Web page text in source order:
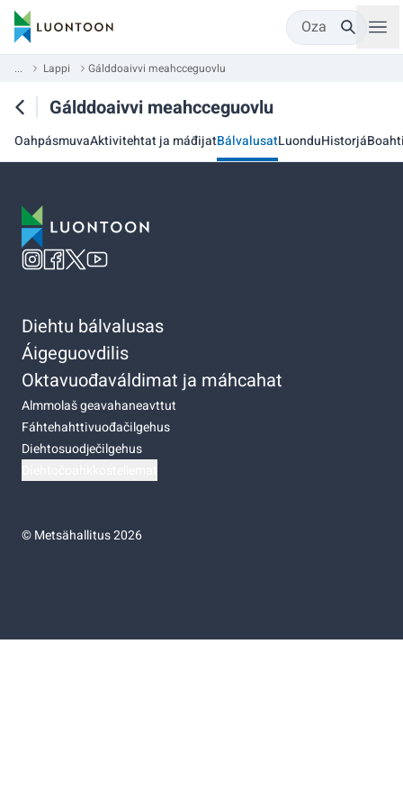
Oza
... Lappi Gálddoaivvi meahcceguovlu
Gálddoaivvi meahcceguovlu
OahpásmuvaAktivitehtat ja máđijatBálvalusatLuonduHistorjá
Diehtu bálvalusas
Áigeguovdilis
Oktavuođaváldimat ja máhcahat
Almmolaš geavahaneavttut
Fáhtehahttivuođačilgehus
Diehtosuodječilgehus
©Metsähallitus 2026